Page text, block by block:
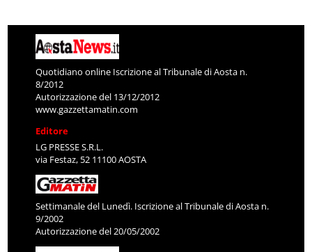
Quotidiano online Iscrizione al Tribunale di Aosta n.
8/2012
Autorizzazione del 13/12/2012
www.gazzettamatin.com
Editore
LG PRESSE S.R.L.
via Festaz, 52 11100 AOSTA
Settimanale del Lunedì. Iscrizione al Tribunale di Aosta n.
9/2002
Autorizzazione del 20/05/2002